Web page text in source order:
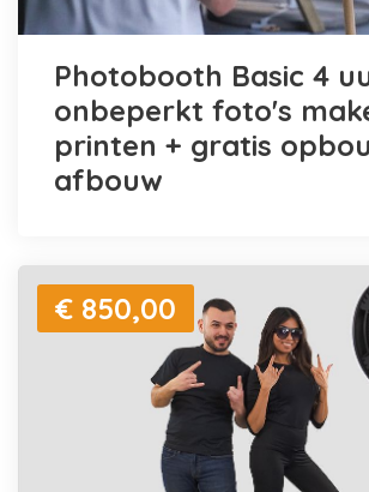
Photobooth Basic 4
onbeperkt foto's
printen + gratis
afbouw
€ 850,00